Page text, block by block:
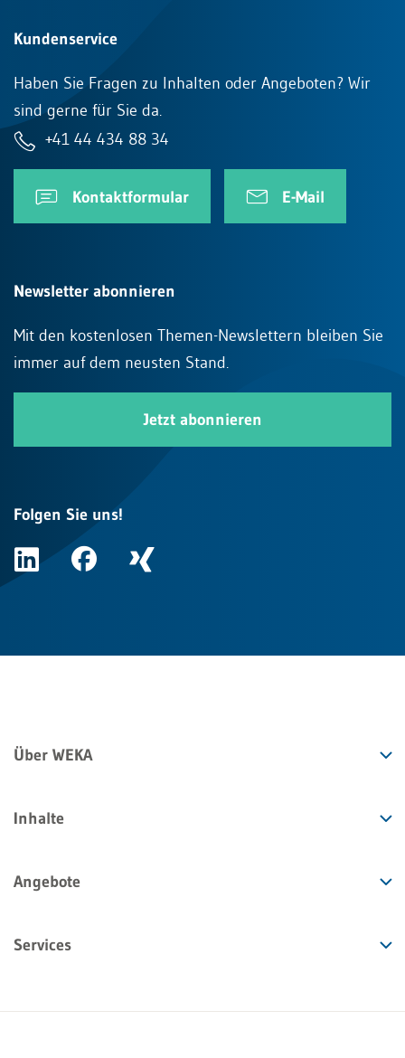
Kundenservice
Haben Sie Fragen zu Inhalten oder Angeboten? Wir
sind gerne für Sie da.
+41 44 434 88 34
Kontaktformular E-Mail
Newsletter abonnieren
Mit den kostenlosen Themen-Newslettern bleiben Sie
immer auf dem neusten Stand.
Jetzt abonnieren
Folgen Sie uns!
Über WEKA
Inhalte
Angebote
Services